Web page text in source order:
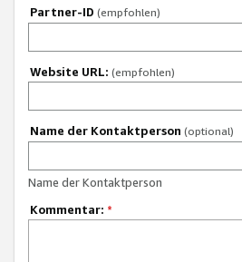
Partner-ID (empfohlen)
Website URL: (empfohlen)
Name der Kontaktperson (optional)
Name der Kontaktperson
Kommentar: *